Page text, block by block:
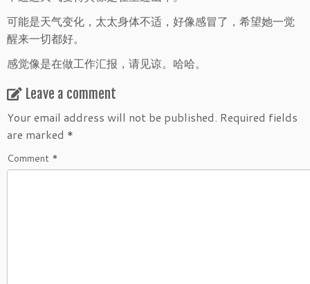
可能是天气变化，太太身体不适，好像感冒了，希望她一觉
醒来一切都好。
感觉像是在做工作汇报，请见谅。哈哈。
Leave a comment
Your email address will not be published. Required fields
are marked *
Comment *